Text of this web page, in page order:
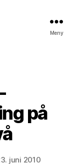
Meny
på
juni 2010